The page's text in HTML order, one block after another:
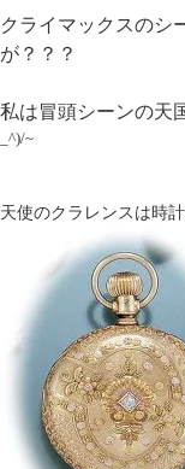
クライマックスのシ
が？？？
私は冒頭シーンの天
_^)/~
天使のクラレンスは